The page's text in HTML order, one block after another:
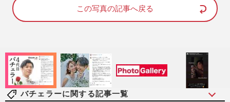
:
この写真の記事へ戻る
バチェラーに関する記事一覧